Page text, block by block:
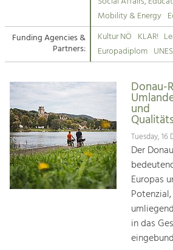
Suche
Impressum
Kontakt
Tourism
Offer Development and Positioning
Art & Culture
Crafts, Science and Research.
Social Affairs, Education
& Identity
Equality, Youth and Integration.
Climate Change, Public Transport and
Mobility & Energy
Funding Agencies &
Partners:
Kultur NÖ KLAR!
Europadiplom
Donau-
und
Tuesday, 16
Der
Europas
in das